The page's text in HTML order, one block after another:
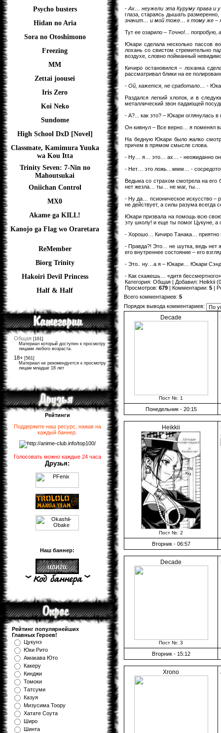
Psycho busters
Hidan no Aria
Sora no Otoshimono
Freezing
ММ
Zettai joousei
Iris Zero
Koi Neko
Sundome
High School DxD [Novel]
Classmate, Kamimura Yuuka
wa Kou Itta
Trinity Seven: 7-Nin no
Mahoutsukai
Oniichan Control
MX0
Akame ga KILL!
Kanojo ga Flag wo Oraretara
ReMember
Biorg Trinity
Hakoiri Devil Princess
Half & Half
Общая [161]
Материал который доступен к просмотру
лицами любого возраста.
18+ [561]
Материал не рекомендуется к просмотру
лицам младше 18 лет
Рейтинги
Поддержите наш ресурс, нажав на
каждый баннер
Голосовать можно каждые 24 часа
Друзья:
Наш баннер:
Рейтинг популярнейших
Главных Героев!
Цукунэ
Юки Рито
Амакава Юто
Какеру
Кинджи
Томоки
Татсуми
Казуя
Мизуcима Тоору
Хатате Соута
Широ
Шинта
-Ах… неужели эта Куруму права
глаза, стараясь дышать
значит… и мой тоже… к тому же –
Тут ее озарило – Точно!...
Юкари сделала несколько пассов
лохань со свистом стремительно
воздухе, словно пойманный
Кичиро остановился – лоханка
рассматривал блики на ее
- Ой, кажется, не сработало… -
Раздался легкий хлопок, и в
металлический звон падающей
- А?... как это? – Юкари оглянулась
Он кивнул – Все верно… я поменял
На бедную Юкари было жалко
причем в прямом смысле слова.
- Ну… я… это… ах… - неожиданно
- Нет… это ложь…ммм… -
Ведьма со страхом смотрела на
нет жезла… ты… не маг, ты…
- Ну да… псионическое искусство –
не действует, а силы разума
Юкари призвала на помощь всю свою
эту школу! и еще ты помог Цукуне, а
- Хорошо… Кичиро Танака… приятно
- Правда?! Это… не шутка, ведь нет
его внутреннее состояние – его
- Это.. ну…а я – Юкари… Юкари
- Как скажешь… «дитя
Категория: Общая | Добавил: Heikkii
Просмотров: 679 | Комментарии: 5 |
Всего комментариев: 5
Порядок вывода комментариев:
Decade
Пост №: 1
Понедельник - 20:15
Heikkii
Пост №: 2
Вторник - 06:57
Decade
Пост №: 3
Вторник - 15:12
Xrono